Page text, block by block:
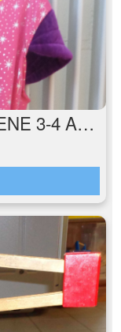
COSTUME DE DORA SIRENE 3-4 ANS